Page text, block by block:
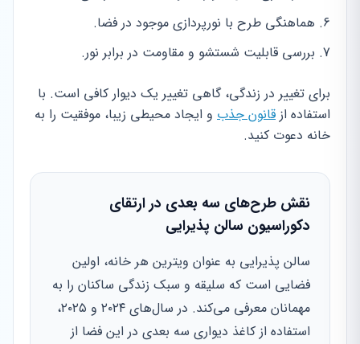
هماهنگی طرح با نورپردازی موجود در فضا.
بررسی قابلیت شستشو و مقاومت در برابر نور.
برای تغییر در زندگی، گاهی تغییر یک دیوار کافی است. با
استفاده از قانون جذب و ایجاد محیطی زیبا، موفقیت را به
خانه دعوت کنید.
نقش طرح‌های سه بعدی در ارتقای
دکوراسیون سالن پذیرایی
سالن پذیرایی به عنوان ویترین هر خانه، اولین
فضایی است که سلیقه و سبک زندگی ساکنان را به
مهمانان معرفی می‌کند. در سال‌های ۲۰۲۴ و ۲۰۲۵،
استفاده از کاغذ دیواری سه بعدی در این فضا از